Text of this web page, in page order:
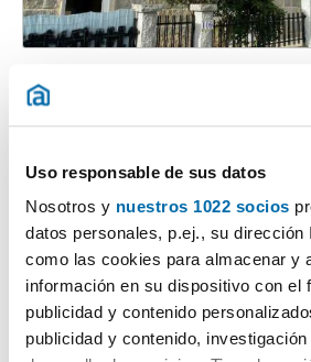
Uso responsable de sus datos
Nosotros y nuestros 1022 socios
datos personales, p.ej., su dirección
como las cookies para almacenar y
información en su dispositivo con el
publicidad y contenido
publicidad y contenido,
200m
Contactar